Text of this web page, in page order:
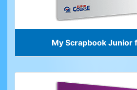
My Scrapbook Junior